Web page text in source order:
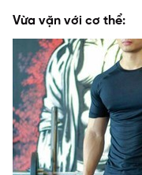
Vừa vặn với cơ thể: